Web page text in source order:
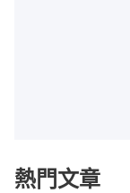
熱門文章